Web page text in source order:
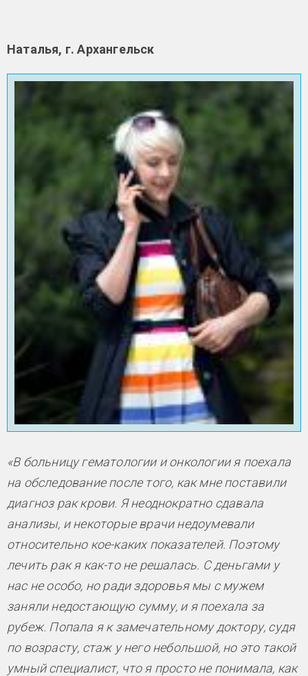
Наталья, г. Архангельск
«В больницу гематологии и онкологии я поехала
на обследование после того, как мне поставили
диагноз рак крови. Я неоднократно сдавала
анализы, и некоторые врачи недоумевали
относительно кое-каких показателей. Поэтому
лечить рак я как-то не решалась. С деньгами у
нас не особо, но ради здоровья мы с мужем
заняли недостающую сумму, и я поехала за
рубеж. Попала я к замечательному доктору, судя
по возрасту, стаж у него небольшой, но это такой
умный специалист, что я просто не понимала, как